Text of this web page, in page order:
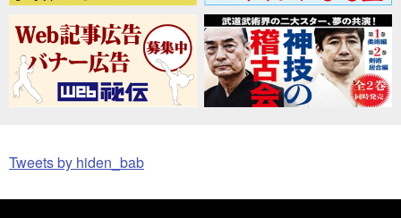
Tweets by hiden_bab